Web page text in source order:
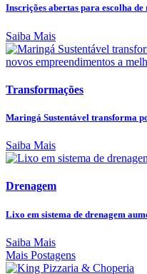
Inscrições abertas para escolha
Saiba Mais
Transformações
Maringá Sustentável transforma
Saiba Mais
Drenagem
Lixo em sistema de drenagem
Saiba Mais
Mais Postagens